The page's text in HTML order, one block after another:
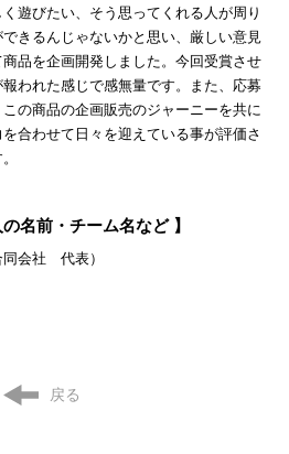
遊びたい、そう思ってくれる人が周り
きるんじゃないかと思い、厳しい意見
品を企画開発しました。今回受賞させ
われた感じで感無量です。また、応募
の商品の企画販売のジャーニーを共に
合わせて日々を迎えている事が評価さ
名前・チーム名など 】
同会社 代表）
戻る